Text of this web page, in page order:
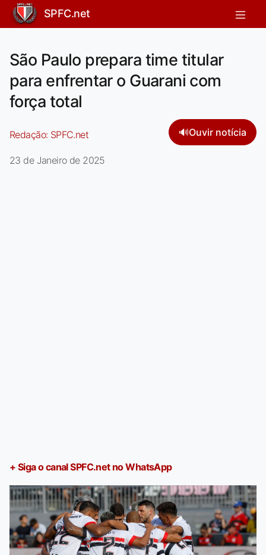
SPFC.net
São Paulo prepara time titular
para enfrentar o Guarani com
força total
Redação: SPFC.net 🔊Ouvir notícia
23 de Janeiro de 2025
+ Siga o canal SPFC.net no WhatsApp